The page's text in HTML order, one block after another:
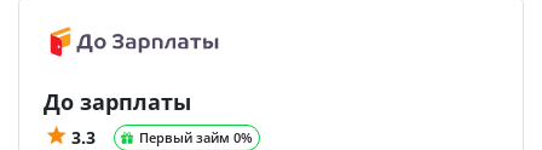
До зарплаты
3.3 Первый займ 0%